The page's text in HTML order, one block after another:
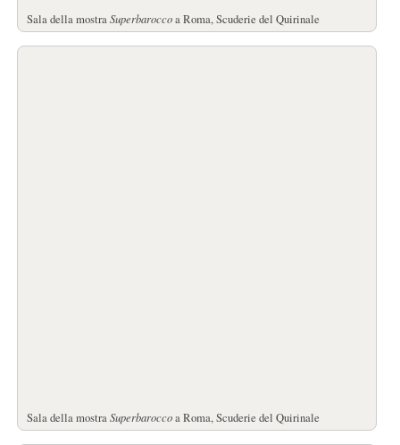
Sala della mostra Superbaroccoa Roma, Scuderie del Quirinale
Sala della mostraSuperbaroccoa Roma, Scuderie del Quirinale